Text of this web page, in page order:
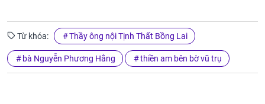
Từ khóa: Thầy ông nội Tịnh Thất Bồng Lai
bà Nguyễn Phương Hằng thiền am bên bờ vũ trụ